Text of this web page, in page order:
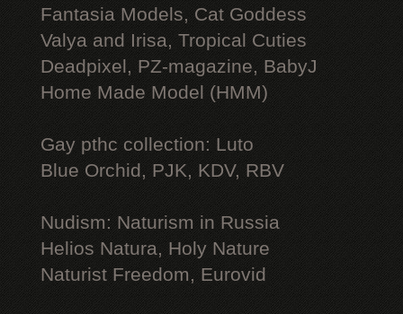
Fantasia Models, Cat Goddess
Valya and Irisa, Tropical Cuties
Deadpixel, PZ-magazine, BabyJ
Home Made Model (HMM)
Gay рthс collection: Luto
Blue Orchid, PJK, KDV, RBV
Nudism: Naturism in Russia
Helios Natura, Holy Nature
Naturist Freedom, Eurovid